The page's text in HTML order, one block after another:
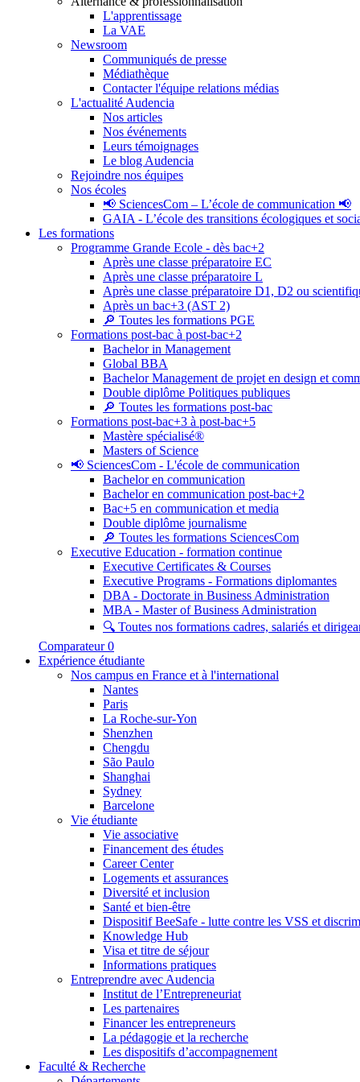
L'apprentissage
La VAE
Newsroom
Communiqués de presse
Médiathèque
Contacter l'équipe relations médias
L'actualité Audencia
Nos articles
Nos événements
Leurs témoignages
Le blog Audencia
Rejoindre nos équipes
Nos écoles
📢 SciencesCom – L’école de communication 📢
GAIA - L’école des transitions écologiques et
Les formations
Programme Grande Ecole - dès bac+2
Après une classe préparatoire EC
Après une classe préparatoire L
Après une classe préparatoire D1, D2 ou
Après un bac+3 (AST 2)
🔎 Toutes les formations PGE
Formations post-bac à post-bac+2
Bachelor in Management
Global BBA
Bachelor Management de projet en design et
Double diplôme Politiques publiques
🔎 Toutes les formations post-bac
Formations post-bac+3 à post-bac+5
Mastère spécialisé®
Masters of Science
📢 SciencesCom - L'école de communication
Bachelor en communication
Bachelor en communication post-bac+2
Bac+5 en communication et media
Double diplôme journalisme
🔎 Toutes les formations SciencesCom
Executive Education - formation continue
Executive Certificates & Courses
Executive Programs - Formations diplomantes
DBA - Doctorate in Business Administration
MBA - Master of Business Administration
🔍 Toutes nos formations cadres, salariés et
Comparateur 0
Expérience étudiante
Nos campus en France et à l'international
Nantes
Paris
La Roche-sur-Yon
Shenzhen
Chengdu
São Paulo
Shanghai
Sydney
Barcelone
Vie étudiante
Vie associative
Financement des études
Career Center
Logements et assurances
Diversité et inclusion
Santé et bien-être
Dispositif BeeSafe - lutte contre les VSS et
Knowledge Hub
Visa et titre de séjour
Informations pratiques
Entreprendre avec Audencia
Institut de l’Entrepreneuriat
Les partenaires
Financer les entrepreneurs
La pédagogie et la recherche
Les dispositifs d’accompagnement
Faculté & Recherche